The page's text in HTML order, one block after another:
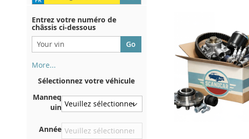
Entrez votre numéro de
châssis ci-dessous
More...
au dos de votre certificat
d'immatriculation. Et aussi
dans la voiture
Sur la plaque inférieure du
siège avant droit
Sélectionnez votre véhicule
Manneq
uin
Année